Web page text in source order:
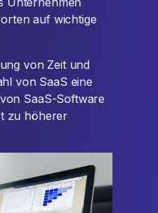
auf wichtige
von Zeit und
von SaaS eine
SaaS-Software
zu höherer